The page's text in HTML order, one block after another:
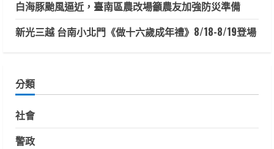
白海豚颱風逼近，臺南區農改場籲農友加強防災準備
新光三越 台南小北門《做十六歲成年禮》8/18-8/19登場
分類
社會
警政